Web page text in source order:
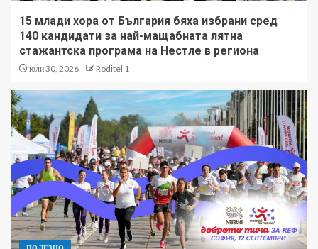
15 млади хора от България бяха избрани сред
140 кандидати за най-мащабната лятна
стажантска програма на Нестле в региона
юли 30, 2026 Roditel 1